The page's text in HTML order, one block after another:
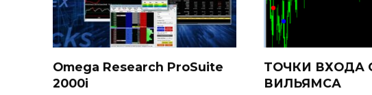
Omega Research ProSuite
2000i
ТОЧКИ ВХОДА
ВИЛЬЯМСА